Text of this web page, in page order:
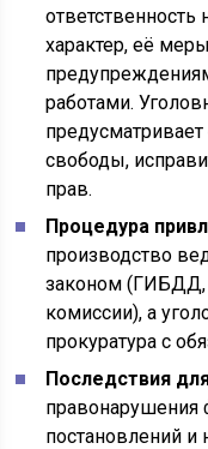
характер, её
работами.
свободы,
прав.
Процедура
производство
законом (ГИБДД,
комиссии), а
прокуратура с
Последствия
правонарушения
постановлений и